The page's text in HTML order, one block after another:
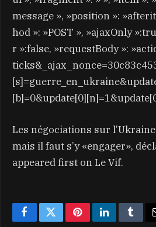
message », »position »:
hod »: »POST », »ajaxOnly
r »:false, »requestBody »:
Les négociations sur
mais il faut s’y «engager»,
appeared first on Le Vif.
FacebookTwitterPinterestLinkedInTumblr